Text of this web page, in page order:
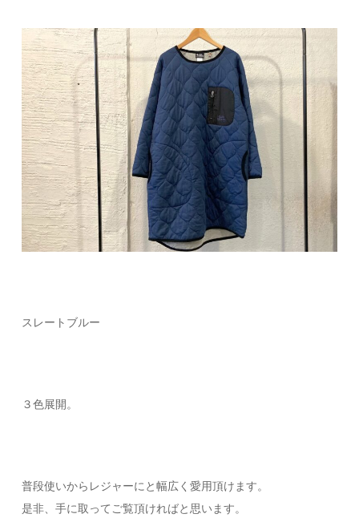
スレートブルー
３色展開。
普段使いからレジャーにと幅広く愛用頂けます。
是非、手に取ってご覧頂ければと思います。